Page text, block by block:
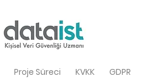
Proje Süreci KVKK GDPR